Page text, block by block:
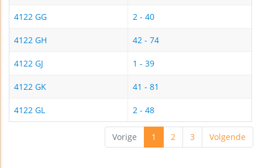
4122 GG 2 - 40
4122 GH 42 - 74
4122 GJ 1 - 39
4122 GK 41 - 81
4122 GL 2 - 48
Vorige 1 2 3 Volgende